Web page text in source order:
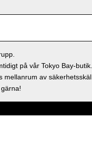
på vår Tokyo Bay-
av säkerhetsskäl.